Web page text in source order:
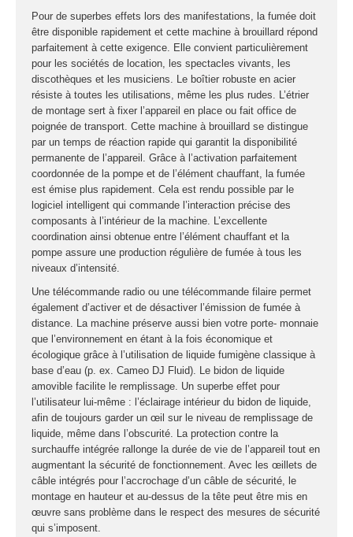
VENTE SONO ET
ÉCLAIRAGE
Éclairage
Projecteurs LED
Accessoires
éclairage
Contrôle DMX
Lyres
Machines à effets
Liquides
Jeux et effets
lumière à led
Laser
Strobes
Sono
Enceintes
Amplificateurs
Console de
mixage
Contrôle DMX
Traitements sons
Public adress /
ligne 100V
Pour de superbes effets lors des manifestations, la fumée doit
être disponible rapidement et cette machine à brouillard répond
parfaitement à cette exigence. Elle convient particulièrement
pour les sociétés de location, les spectacles vivants, les
discothèques et les musiciens. Le boîtier robuste en acier
résiste à toutes les utilisations, même les plus rudes. L’étrier
de montage sert à fixer l’appareil en place ou fait office de
poignée de transport. Cette machine à brouillard se distingue
par un temps de réaction rapide qui garantit la disponibilité
permanente de l’appareil. Grâce à l’activation parfaitement
coordonnée de la pompe et de l’élément chauffant, la fumée
est émise plus rapidement. Cela est rendu possible par le
logiciel intelligent qui commande l’interaction précise des
composants à l’intérieur de la machine. L’excellente
coordination ainsi obtenue entre l’élément chauffant et la
pompe assure une production régulière de fumée à tous les
niveaux d’intensité.
Une télécommande radio ou une télécommande filaire permet
également d’activer et de désactiver l’émission de fumée à
distance. La machine préserve aussi bien votre porte- monnaie
que l’environnement en étant à la fois économique et
écologique grâce à l’utilisation de liquide fumigène classique à
base d’eau (p. ex. Cameo DJ Fluid). Le bidon de liquide
amovible facilite le remplissage. Un superbe effet pour
l’utilisateur lui-même : l’éclairage intérieur du bidon de liquide,
afin de toujours garder un œil sur le niveau de remplissage de
liquide, même dans l’obscurité. La protection contre la
surchauffe intégrée rallonge la durée de vie de l’appareil tout en
augmentant la sécurité de fonctionnement. Avec les œillets de
câble intégrés pour l’accrochage d’un câble de sécurité, le
montage en hauteur et au-dessus de la tête peut être mis en
œuvre sans problème dans le respect des mesures de sécurité
qui s’imposent.